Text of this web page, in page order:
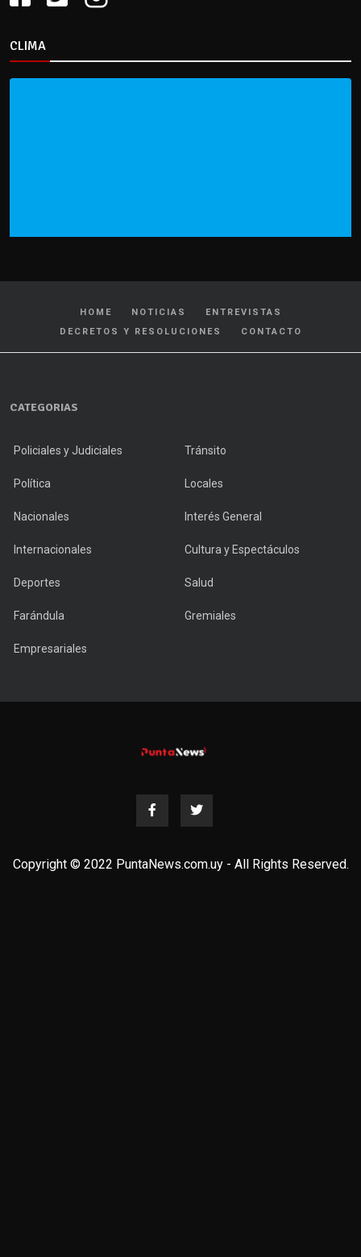
CLIMA
HOME NOTICIAS
ENTREVISTAS
DECRETOS Y RESOLUCIONES
CONTACTO
CATEGORIAS
Policiales y Judiciales Tránsito
Política Locales
Nacionales Interés General
Internacionales Cultura y Espectáculos
Deportes Salud
Farándula Gremiales
Empresariales
Copyright © 2022 PuntaNews.com.uy - All Rights Reserved.